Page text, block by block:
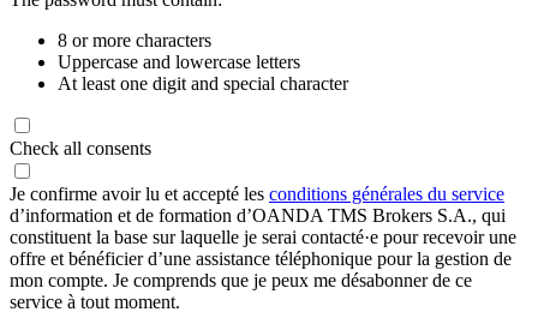
8 or more characters
Uppercase and lowercase letters
At least one digit and special character
Check all consents
Je confirme avoir lu et accepté les conditions générales du service
d’information et de formation d’OANDA TMS Brokers S.A., qui
constituent la base sur laquelle je serai contacté·e pour recevoir une
offre et bénéficier d’une assistance téléphonique pour la gestion de
mon compte. Je comprends que je peux me désabonner de ce
service à tout moment.